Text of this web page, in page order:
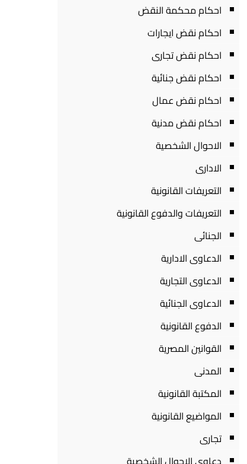
احكام محكمة النقض
احكام نقض ايجارات
احكام نقض تجارى
احكام نقض جنائية
احكام نقض عمال
احكام نقض مدنية
الاحوال الشخصية
الادارى
التعريفات القانونية
التعريفات والدفوع القانونية
الجنائى
الدعاوى الادارية
الدعاوى التجارية
الدعاوى الجنائية
الدفوع القانونية
القوانين المصرية
المدنى
المكتبة القانونية
المواضيع القانونية
تجارى